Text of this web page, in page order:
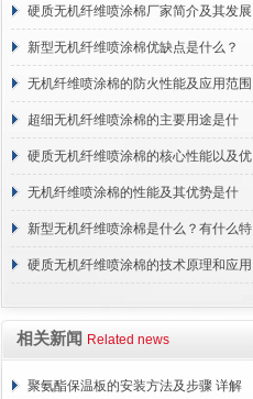
硬质无机纤维喷涂棉厂家简介及其发展
概述
新型无机纤维喷涂棉优缺点是什么？
无机纤维喷涂棉的防火性能及应用范围
超细无机纤维喷涂棉的主要用途是什
么？
硬质无机纤维喷涂棉的核心性能以及优
点介绍
无机纤维喷涂棉的性能及其优势是什
么？
新型无机纤维喷涂棉是什么？有什么特
点？
硬质无机纤维喷涂棉的技术原理和应用
相关新闻 Related news
聚氨酯保温板的安装方法及步骤 详解